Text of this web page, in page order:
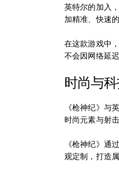
英特尔的加入
加精准、快速
在这款游戏中
不会因网络延
时尚与
《枪神纪》与
时尚元素与射
《枪神纪》通
观定制，打造